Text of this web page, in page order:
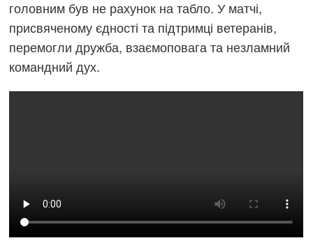
головним був не рахунок на табло. У матчі,
присвяченому єдності та підтримці ветеранів,
перемогли дружба, взаємоповага та незламний
командний дух.